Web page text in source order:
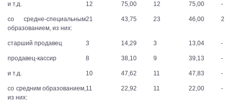
и т.д. 12 75,00 12 75,00 -
со средне-специальным
образованием, из них:
21 43,75 23 46,00 2
старший продавец 3 14,29 3 13,04 -
продавец-кассир 8 38,10 9 39,13 -
и т.д. 10 47,62 11 47,83 -
со средним образованием,
из них:
11 22,92 11 22,00 -